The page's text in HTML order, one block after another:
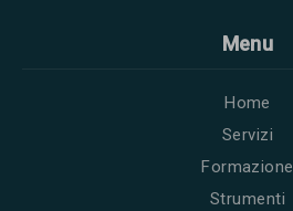
Menu
Home
Servizi
Formazione
Strumenti